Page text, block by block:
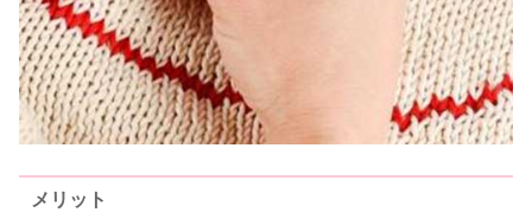
メリット